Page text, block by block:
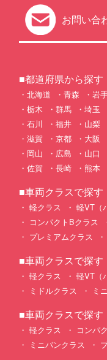
お問い合
■都道府県から探す
北海道 青森 岩
栃木
群馬 埼玉
石川
福井 山梨
滋賀
京都 大阪
岡山
広島 山口
佐賀
長崎 熊本
■車両クラスで探す
軽クラス 軽VT（
コンパクトBクラス
プレミアムクラス
■車両クラスで探す
軽クラス 軽VT（
ミドルクラス
ミ
■車両クラスで探す
軽クラス コンパ
ミニバンクラス